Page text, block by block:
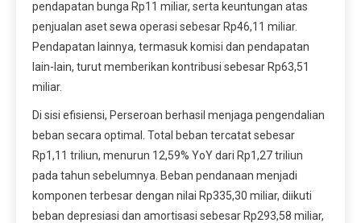
pendapatan bunga Rp11 miliar, serta keuntungan atas
penjualan aset sewa operasi sebesar Rp46,11 miliar.
Pendapatan lainnya, termasuk komisi dan pendapatan
lain-lain, turut memberikan kontribusi sebesar Rp63,51
miliar.
Di sisi efisiensi, Perseroan berhasil menjaga pengendalian
beban secara optimal. Total beban tercatat sebesar
Rp1,11 triliun, menurun 12,59% YoY dari Rp1,27 triliun
pada tahun sebelumnya. Beban pendanaan menjadi
komponen terbesar dengan nilai Rp335,30 miliar, diikuti
beban depresiasi dan amortisasi sebesar Rp293,58 miliar,